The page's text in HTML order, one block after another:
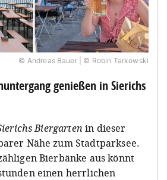
© Andreas Bauer | © Robin Tarkowski
genießen in Sierichs
Biergarten in dieser
Nähe zum Stadtparksee.
Bierbänke aus könnt
einen herrlichen